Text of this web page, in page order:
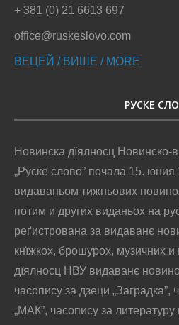
+ 381 (0) 21 6613 697
office@ruskeslovo.com
ВЕЦЕЙ / ВИШЕ / MORE
РУСКЕ
Новинска дїялносц Новинско-
„Руске слово” почала 15. юния
видаваньом тижньових
потим и других виданьох на
реґистрована за видаванє
кнїжкох, брошурох, музичних
дїялносц НВУ видаванє
часопису за дзеци „Заградка”,
„МАК”, часопису за литературу